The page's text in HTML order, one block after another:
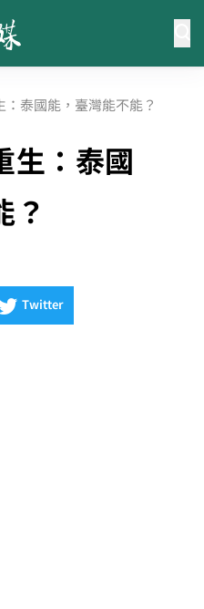
泰國能，臺灣能不能？
：泰國
Twitter